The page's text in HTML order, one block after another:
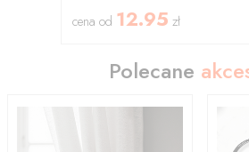
cena od 12.95 zł
Polecane